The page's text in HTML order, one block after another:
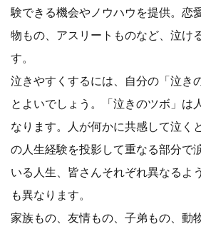
験できる機会やノウハウを提供。恋
物もの、アスリートものなど、泣け
す。
泣きやすくするには、自分の「泣き
とよいでしょう。「泣きのツボ」は
なります。人が何かに共感して泣く
の人生経験を投影して重なる部分で
いる人生、皆さんそれぞれ異なるよ
も異なります。
家族もの、友情もの、子弟もの、動